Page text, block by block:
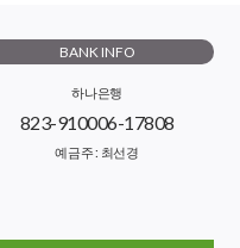
BANK INFO
하나은행
823-910006-17808
예금주 : 최선경